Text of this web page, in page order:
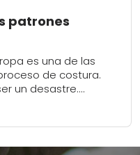
patrones
es una de las
de costura.
un desastre.